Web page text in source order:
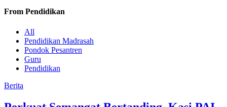
From Pendidikan
All
Pendidikan Madrasah
Pondok Pesantren
Guru
Pendidikan
Berita